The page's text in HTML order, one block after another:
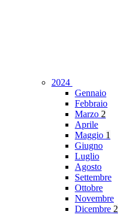
2024
Gennaio
Febbraio
Marzo 2
Aprile
Maggio 1
Giugno
Luglio
Agosto
Settembre
Ottobre
Novembre
Dicembre 2